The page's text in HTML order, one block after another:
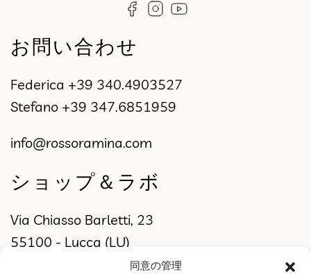
同意の管理
お問い合わせ
Federica +39 340.4903527
Stefano +39 347.6851959
info@rossoramina.com
ショップ＆ラボ
Via Chiasso Barletti, 23
55100 - Lucca (LU)